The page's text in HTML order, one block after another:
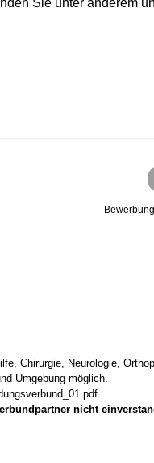
Chirurgie, Neurologie,
Umgebung möglich.
.
nicht